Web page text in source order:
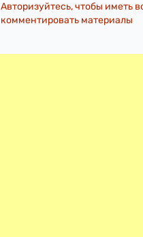
Авторизуйтесь, чтобы иметь
комментировать материалы